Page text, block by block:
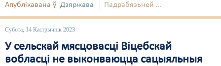
Апублікавана ў Дзяржава Падрабязьней ...
Субота, 14 Кастрычнік 2023
У сельскай мясцовасці Віцебскай
вобласці не выконваюцца сацыяльныя